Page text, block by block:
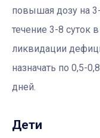
повышая дозу на
течение 3-8 суток
ликвидации
назначать по 0,5-
дней.
Дети